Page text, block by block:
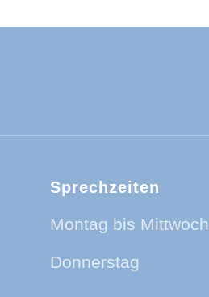
Sprechzeiten
Montag bis Mittwoch
Donnerstag